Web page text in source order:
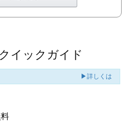
イックガイド
▶詳しくは